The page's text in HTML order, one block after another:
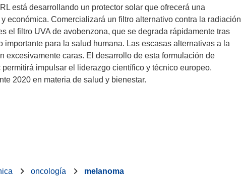
está desarrollando un protector solar que ofrecerá una
económica. Comercializará un filtro alternativo contra la radiación
el filtro UVA de avobenzona, que se degrada rápidamente tras
para la salud humana. Las escasas alternativas a la
excesivamente caras. El desarrollo de esta formulación de
impulsar el liderazgo científico y técnico europeo.
2020 en materia de salud y bienestar.
oncología melanoma